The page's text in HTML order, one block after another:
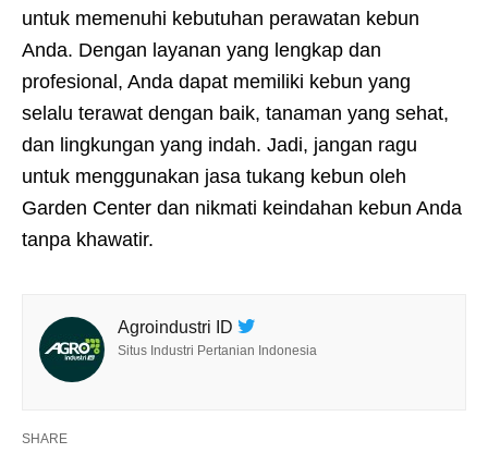
untuk memenuhi kebutuhan perawatan kebun
Anda. Dengan layanan yang lengkap dan
profesional, Anda dapat memiliki kebun yang
selalu terawat dengan baik, tanaman yang sehat,
dan lingkungan yang indah. Jadi, jangan ragu
untuk menggunakan jasa tukang kebun oleh
Garden Center dan nikmati keindahan kebun Anda
tanpa khawatir.
Agroindustri ID
Situs Industri Pertanian Indonesia
SHARE